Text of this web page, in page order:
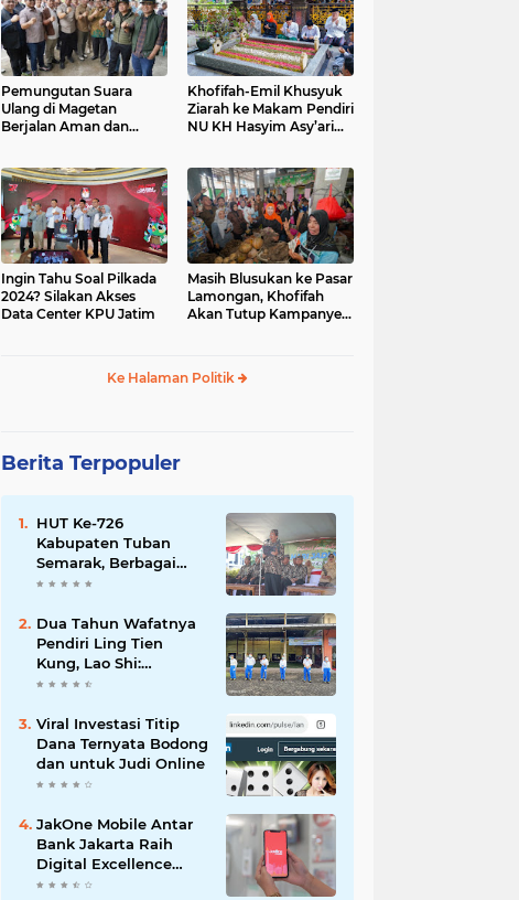
Pemungutan Suara
Ulang di Magetan
Berjalan Aman dan
Khofifah-Emil Khusyuk
Ziarah ke Makam Pendiri
NU KH Hasyim Asy’ari
Ingin Tahu Soal Pilkada
2024? Silakan Akses
Data Center KPU Jatim
Masih Blusukan ke Pasar
Lamongan, Khofifah
Akan Tutup Kampanye
Ke Halaman Politik
Berita Terpopuler
HUT Ke-726
Kabupaten Tuban
Semarak, Berbagai
Prestasinya Pun
Dua Tahun Wafatnya
Pendiri Ling Tien
Kung, Lao Shi:
Amanah Harus Kita
Viral Investasi Titip
Dana Ternyata Bodong
dan untuk Judi Online
JakOne Mobile Antar
Bank Jakarta Raih
Digital Excellence
Awards 2026